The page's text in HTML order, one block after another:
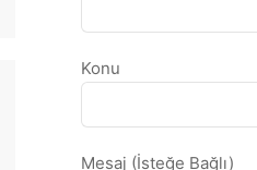
Konu
Mesaj (İsteğe Bağlı)